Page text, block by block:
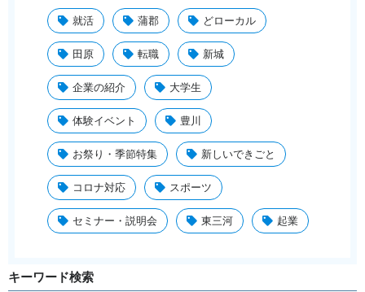
就活 蒲郡 どローカル
田原 転職 新城
企業の紹介 大学生
体験イベント 豊川
お祭り・季節特集 新しいできごと
コロナ対応 スポーツ
セミナー・説明会 東三河 起業
キーワード検索